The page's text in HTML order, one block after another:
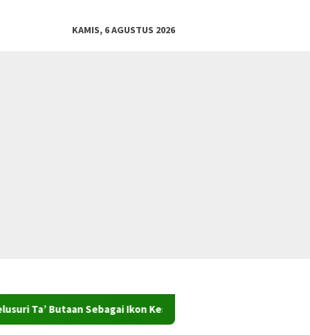
KAMIS, 6 AGUSTUS 2026
Sebagai Ikon Kesenian dan Warisan Sejarah Desa Wisata